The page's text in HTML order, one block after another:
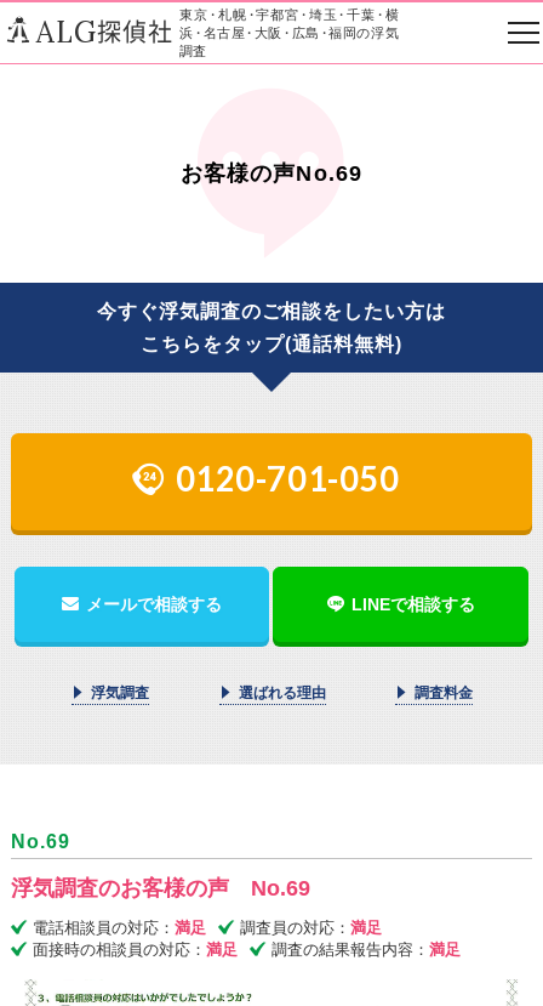
東京・札幌・宇都宮・埼玉・千葉・横
浜・名古屋・大阪 ・広島・福岡の浮気
調査
ALG探偵社
お客様の声No.69
今すぐ浮気調査のご相談をしたい方は
こちらをタップ(通話料無料)
0120-701-050
メールで相談する LINEで相談する
浮気調査 選ばれる理由 調査料金
No.69
浮気調査のお客様の声 No.69
電話相談員の対応： 満足 調査員の対応： 満足
面接時の相談員の対応： 満足 調査の結果報告内容： 満足